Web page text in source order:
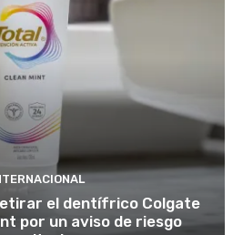
el dentífrico Colgate
por un aviso de riesgo